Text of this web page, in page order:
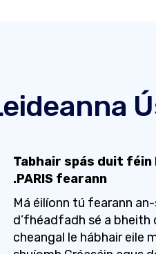
Tabhair spás duit féin
.PARIS fearann
Má éilíonn tú fearann
d’fhéadfadh sé a bheith
cheangal le hábhair eile